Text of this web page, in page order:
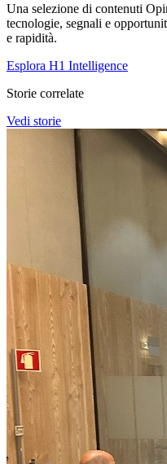
Una selezione di contenuti
tecnologie, segnali e
e rapidità.
Esplora H1 Intelligence
Storie correlate
Vedi storie